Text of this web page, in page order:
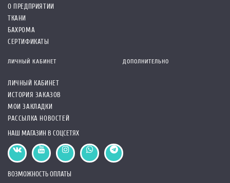
О ПРЕДПРИЯТИИ
ТКАНИ
БАХРОМА
СЕРТИФИКАТЫ
ЛИЧНЫЙ КАБИНЕТ
ЛИЧНЫЙ КАБИНЕТ
ИСТОРИЯ ЗАКАЗОВ
МОИ ЗАКЛАДКИ
РАССЫЛКА НОВОСТЕЙ
ДОПОЛНИТЕЛЬНО
НАШ МАГАЗИН В СОЦСЕТЯХ
ВОЗМОЖНОСТЬ ОПЛАТЫ